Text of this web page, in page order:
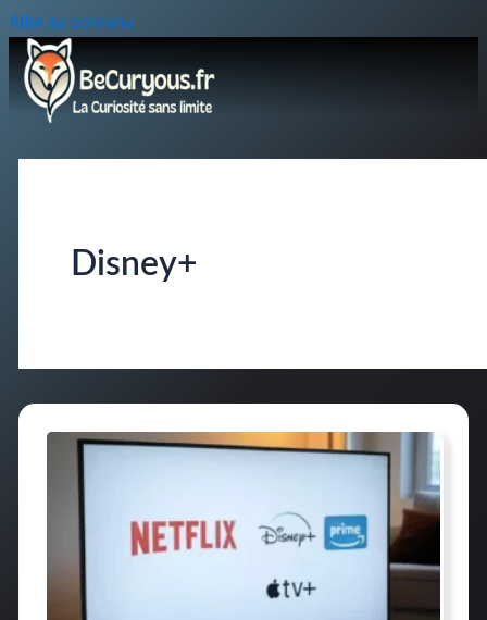
Aller au contenu
Disney+